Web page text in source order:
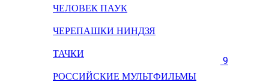
ЧЕЛОВЕК ПАУК
ЧЕРЕПАШКИ НИНДЗЯ
ТАЧКИ
РОССИЙСКИЕ МУЛЬТФИЛЬМЫ
9